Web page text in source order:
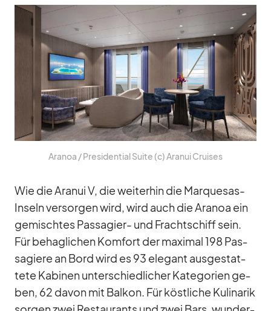
Ara­noa /​ Pre­si­den­tial Suite (c) Ara­nui Crui­ses
Wie die Ara­nui V, die wei­ter­hin die Mar­que­sas-
In­seln ver­sor­gen wird, wird auch die Ara­noa ein
ge­misch­tes Pas­sa­gier- und Fracht­schiff sein.
Für be­hag­li­chen Kom­fort der ma­xi­mal 198 Pas­
sa­giere an Bord wird es 93 ele­gant aus­ge­stat­
tete Ka­bi­nen un­ter­schied­li­cher Ka­te­go­rien ge­
ben, 62 da­von mit Bal­kon. Für köst­li­che Ku­li­na­rik